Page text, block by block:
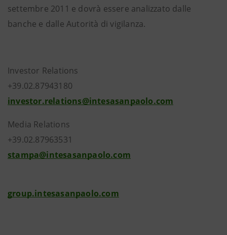
settembre 2011 e dovrà essere analizzato dalle
banche e dalle Autorità di vigilanza.
Investor Relations
+39.02.87943180
investor.relations@intesasanpaolo.com
Media Relations
+39.02.87963531
stampa@intesasanpaolo.com
group.intesasanpaolo.com